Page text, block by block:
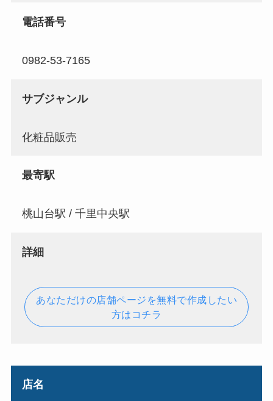
電話番号
0982-53-7165
サブジャンル
化粧品販売
最寄駅
桃山台駅 / 千里中央駅
詳細
あなただけの店舗ページを無料で作成したい
方はコチラ
店名